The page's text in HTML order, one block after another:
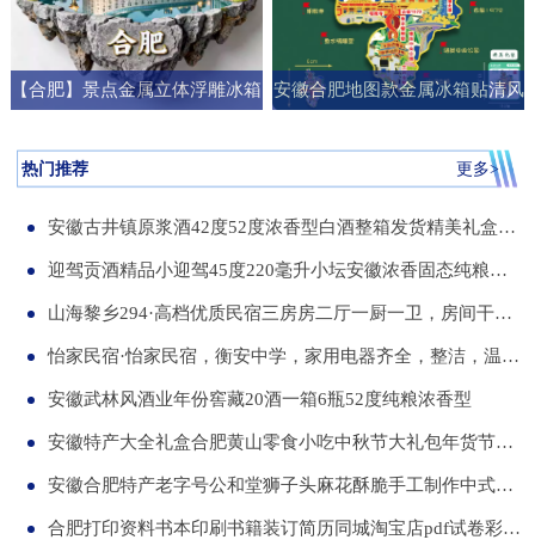
【合肥】景点金属立体浮雕冰箱 安徽合肥地图款金属冰箱贴清风
热门推荐 更多>
安徽古井镇原浆酒42度52度浓香型白酒整箱发货精美礼盒纯粮食白酒
迎驾贡酒精品小迎驾45度220毫升小坛安徽浓香固态纯粮酒整箱12瓶
山海黎乡294·高档优质民宿三房房二厅一厨一卫，房间干净整洁，可短住，可长租
怡家民宿·怡家民宿，衡安中学，家用电器齐全，整洁，温馨，可短租，月租
安徽武林风酒业年份窖藏20酒一箱6瓶52度纯粮浓香型
安徽特产大全礼盒合肥黄山零食小吃中秋节大礼包年货节送伴手礼品
安徽合肥特产老字号公和堂狮子头麻花酥脆手工制作中式糕点伴手礼
合肥打印资料书本印刷书籍装订简历同城淘宝店pdf试卷彩色a34讲义